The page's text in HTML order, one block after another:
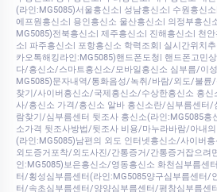
(라인:MG5085)서울흥신소| 성남흥신소| 수원흥신
에프원흥신소| 용인흥신소 울산흥신소| 의정부흥신
MG5085)전북흥신소| 제주흥신소| 진해흥신소| 천
소| 파주흥신소| 포항흥신소 학력조회| 실시간위치
카오톡해킹라인:MG5085)핸드폰도청| 핸드폰고민
다/흥신소/스마트흥신소/모바일흥신소 심부름/이
MG5085)문자내역/통화음성/녹취/바람/외도/불륜
찾기/사이버흥신소/국제흥신소/수상한흥신소 흥신
사/흥신소 가격/흥신소 알바 흥신소란/심부름센터
람찾기/심부름센터 뒷조사 흥신소(라인:MG5085
소가격 뒷조사방법/뒷조사 비용/마누라바람/아내
(라인:MG5085)남편의 외도 인터넷흥신소/사이버
외도증거포착/외도사진/간통증거/간통증거잡으려
인:MG5085)보은흥신소/영동흥신소 화천심부름센
터/횡성심부름센터(라인:MG5085양구심부름센터/
터/속초심부름센터/양양심부름센터/평창심부름센